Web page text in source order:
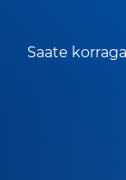
Saate